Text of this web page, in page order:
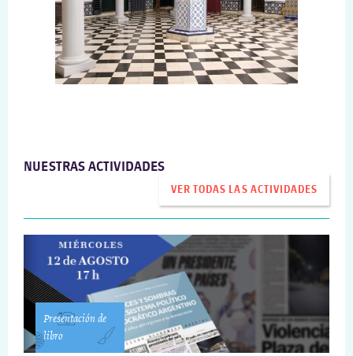
NUESTRAS ACTIVIDADES
VER TODAS LAS ACTIVIDADES
Presentación de
libro